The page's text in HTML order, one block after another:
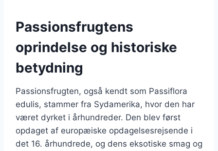
Passionsfrugtens
oprindelse og historiske
betydning
Passionsfrugten, også kendt som Passiflora
edulis, stammer fra Sydamerika, hvor den har
været dyrket i århundreder. Den blev først
opdaget af europæiske opdagelsesrejsende i
det 16. århundrede, og dens eksotiske smag og